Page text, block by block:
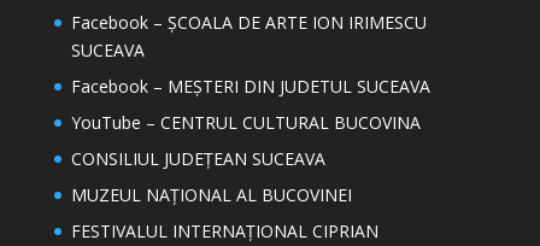
Facebook – ȘCOALA DE ARTE ION IRIMESCU
SUCEAVA
Facebook – MEȘTERI DIN JUDETUL SUCEAVA
YouTube – CENTRUL CULTURAL BUCOVINA
CONSILIUL JUDEȚEAN SUCEAVA
MUZEUL NAȚIONAL AL BUCOVINEI
FESTIVALUL INTERNAȚIONAL CIPRIAN